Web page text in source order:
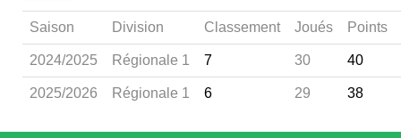
Saison Division Classement Joués Points
2024/2025 Régionale 1 7 30 40
2025/2026 Régionale 1 6 29 38